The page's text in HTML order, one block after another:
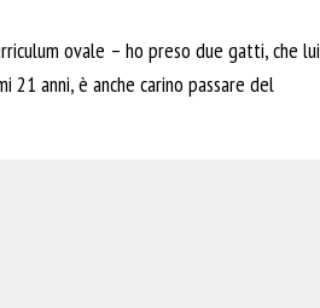
ovale – ho preso due gatti, che lui
21 anni, è anche carino passare del